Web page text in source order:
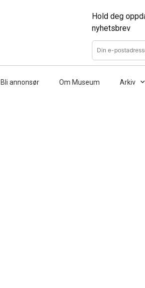
Hold deg
nyhetsbrev
Bli annonsør Om Museum Arkiv